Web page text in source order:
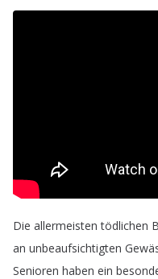
Die allermeisten tödlichen
an unbeaufsichtigten
Senioren haben ein